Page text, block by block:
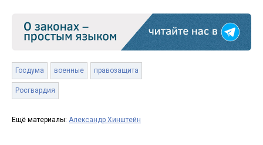
Госдума военные правозащита
Росгвардия
Ещё материалы: Александр Хинштейн